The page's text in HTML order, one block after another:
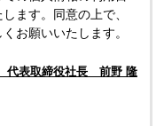
ます。同意の上で、
お願いいたします。
代表取締役社長 前野 隆